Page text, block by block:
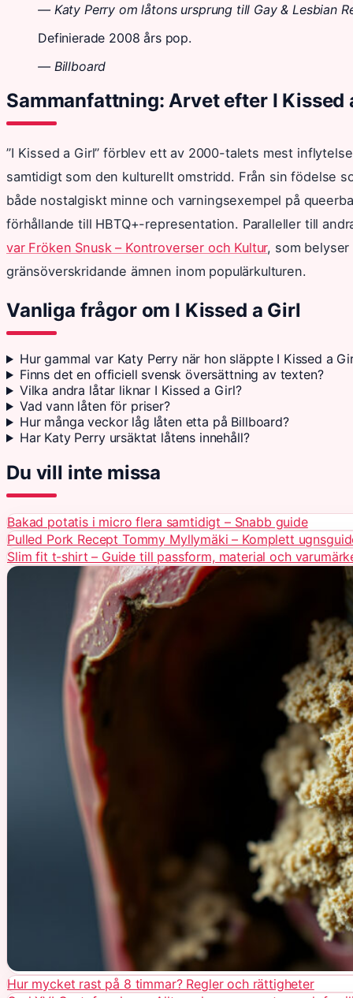
— Katy Perry om låtons ursprung till Gay & Lesbian
Definierade 2008 års pop.
— Billboard
Sammanfattning: Arvet efter I Kissed
”I Kissed a Girl” förblev ett av 2000-talets mest
samtidigt som den kulturellt omstridd. Från sin födelse
både nostalgiskt minne och varningsexempel på
förhållande till HBTQ+-representation. Paralleller till
var Fröken Snusk – Kontroverser och Kultur, som
gränsöverskridande ämnen inom populärkulturen.
Vanliga frågor om I Kissed a Girl
Hur gammal var Katy Perry när hon släppte I Kissed a
Finns det en officiell svensk översättning av texten?
Vilka andra låtar liknar I Kissed a Girl?
Vad vann låten för priser?
Hur många veckor låg låten etta på Billboard?
Har Katy Perry ursäktat låtens innehåll?
Du vill inte missa
Bakad potatis i micro flera samtidigt – Snabb guide
Pulled Pork Recept Tommy Myllymäki – Komplett
Slim fit t-shirt – Guide till passform, material och
Hur mycket rast på 8 timmar? Regler och rättigheter